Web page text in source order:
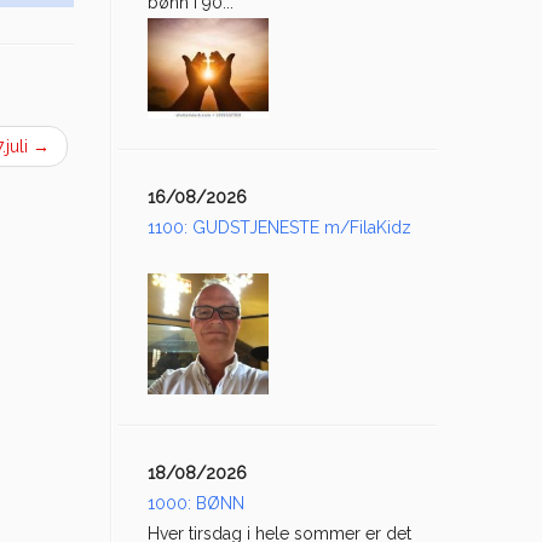
→
16/08/2026
1100: GUDSTJENESTE m/FilaKidz
18/08/2026
1000: BØNN
Hver tirsdag i hele sommer er det